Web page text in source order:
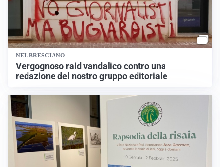
NEL BRESCIANO
Vergognoso raid vandalico contro una
redazione del nostro gruppo editoriale